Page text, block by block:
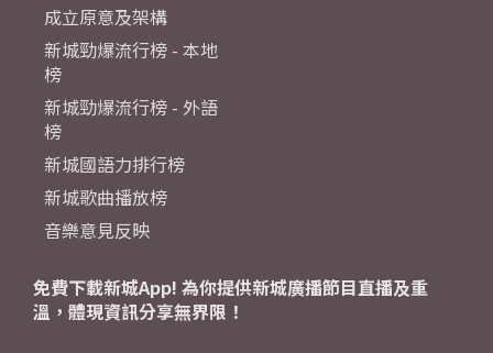
成立原意及架構
新城勁爆流行榜 - 本地
榜
新城勁爆流行榜 - 外語
榜
新城國語力排行榜
新城歌曲播放榜
音樂意見反映
免費下載新城App! 為你提供新城廣播節目直播及重
溫，體現資訊分享無界限！